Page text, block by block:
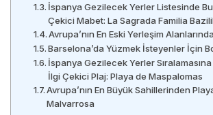
İspanya Gezilecek Yerler Listesinde
Çekici Mabet: La Sagrada Familia
Avrupa’nın En Eski Yerleşim
Barselona’da Yüzmek İsteyenler İçin
İspanya Gezilecek Yerler
İlgi Çekici Plaj: Playa de Maspalomas
Avrupa’nın En Büyük Sahillerinden
Malvarrosa